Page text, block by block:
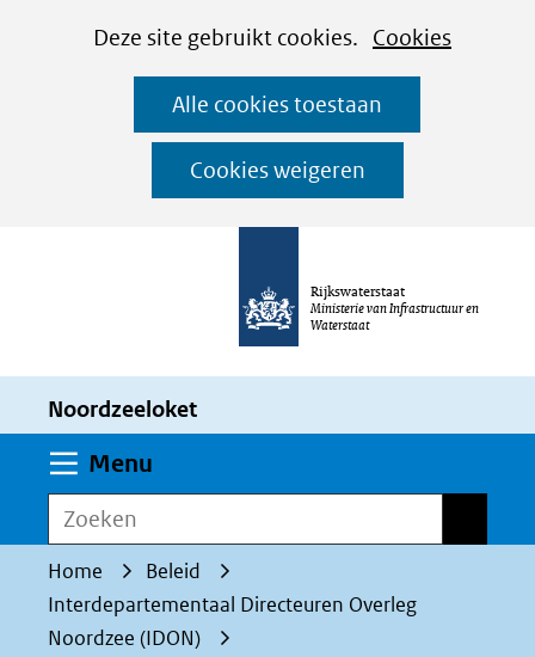
CookiesDeze site gebruikt cookies. Cookies
worden
toegestaan
geweigerd.
Alle cookies toestaan
Cookies weigeren
Ga
naar
de
inhoud
Rijkswaterstaat
Ministerie van Infrastructuur en
Waterstaat
Noordzeeloket
Menu
Zoeken
Home
Beleid
Interdepartementaal Directeuren Overleg
Noordzee (IDON)